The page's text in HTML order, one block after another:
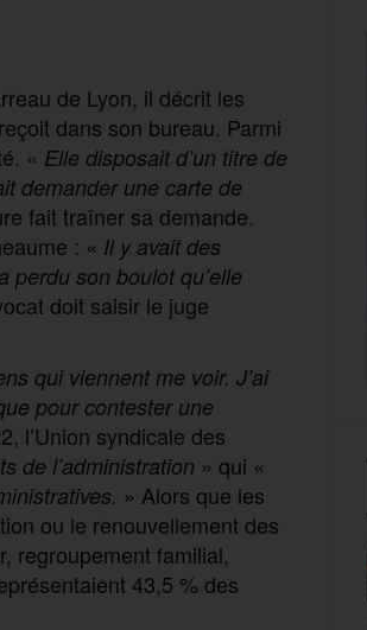
de Lyon, il décrit les
dans son bureau. Parmi
« Elle disposait d’un titre de
demander une carte de
fait traîner sa demande.
: « Il y avait des
perdu son boulot qu’elle
doit saisir le juge
qui viennent me voir. J’ai
pour contester une
l’Union syndicale des
de l’administration » qui «
» Alors que les
ou le renouvellement des
regroupement familial,
43,5 % des